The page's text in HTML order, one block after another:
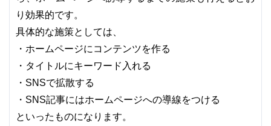
り効果的です。
具体的な施策としては、
・ホームページにコンテンツを作る
・タイトルにキーワード入れる
・SNSで拡散する
・SNS記事にはホームページへの導線をつける
といったものになります。